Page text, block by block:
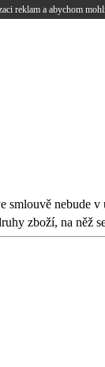
reklam a abychom
nebude
zboží, na něž